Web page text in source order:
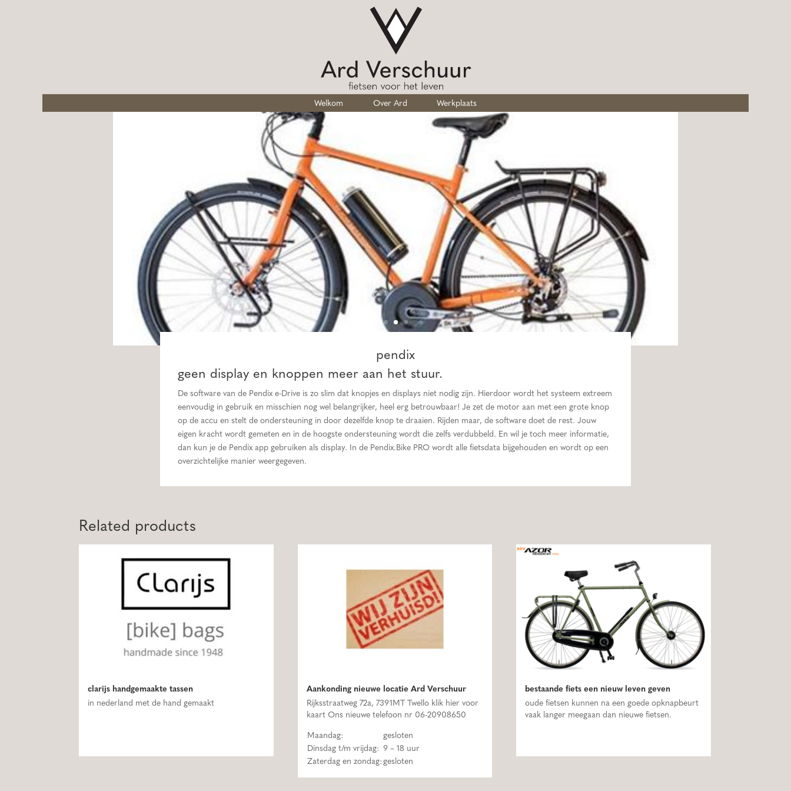
Welkom Over Ard Werkplaats
pendix
geen display en knoppen meer aan het stuur.
De software van de Pendix e-Drive is zo slim dat knopjes en displays niet nodig zijn. Hierdoor wordt het systeem extreem
eenvoudig in gebruik en misschien nog wel belangrijker, heel erg betrouwbaar! Je zet de motor aan met een grote knop
op de accu en stelt de ondersteuning in door dezelfde knop te draaien. Rijden maar, de software doet de rest. Jouw
eigen kracht wordt gemeten en in de hoogste ondersteuning wordt die zelfs verdubbeld. En wil je toch meer informatie,
dan kun je de Pendix app gebruiken als display. In de Pendix.Bike PRO wordt alle fietsdata bijgehouden en wordt op een
overzichtelijke manier weergegeven.
Related products
clarijs handgemaakte tassen
in nederland met de hand gemaakt
Aankonding nieuwe locatie Ard Verschuur
Rijksstraatweg 72a, 7391MT Twello klik hier voor
kaart Ons nieuwe telefoon nr 06-20908650
Maandag:
gesloten
Dinsdag t/m vrijdag: 9 – 18 uur
Zaterdag en zondag: gesloten
bestaande fiets een nieuw leven geven
oude fietsen kunnen na een goede opknapbeurt
vaak langer meegaan dan nieuwe fietsen.